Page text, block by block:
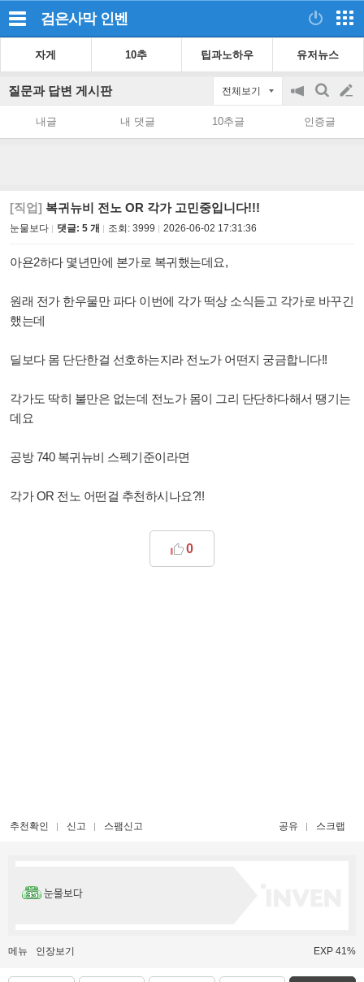
검은사막 인벤
자게 10추 팁과노하우 유저뉴스
질문과 답변 게시판 전체보기
공
on/off
검
색
글
쓰
내글 내 댓글 10추글 인증글
[직업] 복귀뉴비 전노 OR 각가 고민중입니다!!!
눈물보다 댓글: 5 개 조회: 3999 2026-06-02 17:31:36
아욘2하다 몇년만에 본가로 복귀했는데요,
원래 전가 한우물만 파다 이번에 각가 떡상 소식듣고 각가로 바꾸긴
했는데
딜보다 몸 단단한걸 선호하는지라 전노가 어떤지 궁금합니다!!
각가도 딱히 불만은 없는데 전노가 몸이 그리 단단하다해서 땡기는
데요
공방 740 복귀뉴비 스펙기준이라면
각가 OR 전노 어떤걸 추천하시나요?!!
0
추천확인 신고 스팸신고 공유 스크랩
눈물보다
메뉴 인장보기 EXP 41%